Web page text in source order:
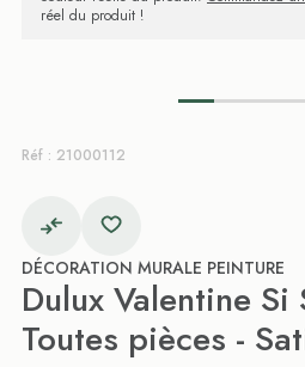
réel du produit !
Réf : 21000112
DÉCORATION MURALE PEINTURE
Dulux Valentine Si
Toutes pièces -